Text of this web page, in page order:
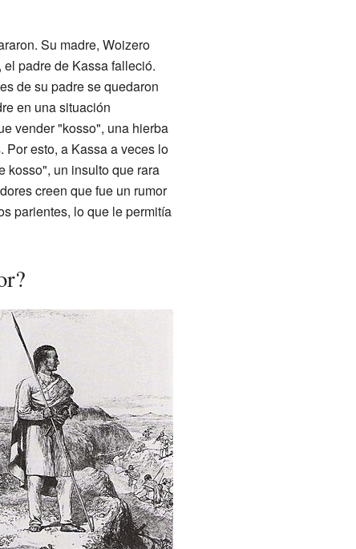
Su madre, Woizero
padre de Kassa falleció.
de su padre se quedaron
en una situación
vender "kosso", una hierba
esto, a Kassa a veces lo
kosso", un insulto que rara
creen que fue un rumor
parientes, lo que le permitía